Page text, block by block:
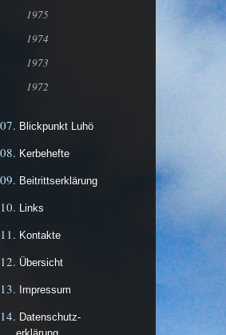
1975
1974
1973
1972
Blickpunkt Luhö
Kerbehefte
Beitrittserklärung
Links
Kontakte
Übersicht
Impressum
Datenschutz-